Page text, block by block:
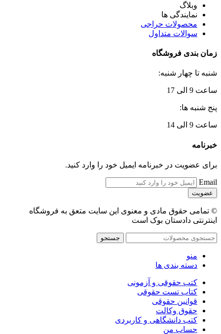
وبلاگ
نمایندگی ها
محصولات حراجی
سوالات متداول
زمان بندی فروشگاه
شنبه تا چهار شنبه:
ساعت 9 الی 17
پنج شنبه ها:
ساعت 9 الی 14
خبرنامه
برای عضویت در خبرنامه ایمیل خود را وارد کنید.
Email
© تمامی حقوق مادی و معنوی این سایت متعق به فروشگاه
اینترنتی دادستان بوک است
جستجو
منو
دسته بندی ها
کتب حقوقی و آزمونی
کتاب تست حقوقی
قوانین حقوقی
حقوق وکالت
کتب دانشگاهی و کاربردی
حساب من